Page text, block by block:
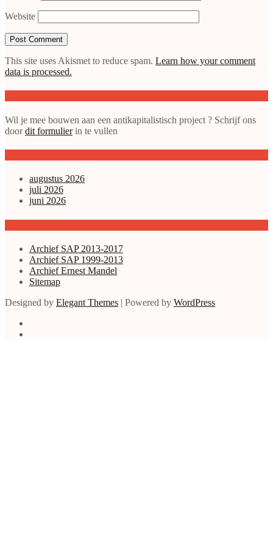
Website
This site uses Akismet to reduce spam. Learn how your comment
data is processed.
Wil je mee bouwen aan een antikapitalistisch project ? Schrijf ons
doordit formulierin te vullen
augustus 2026
juli 2026
juni 2026
Archief SAP 2013-2017
Archief SAP 1999-2013
Archief Ernest Mandel
Sitemap
Designed by Elegant Themes | Powered by WordPress